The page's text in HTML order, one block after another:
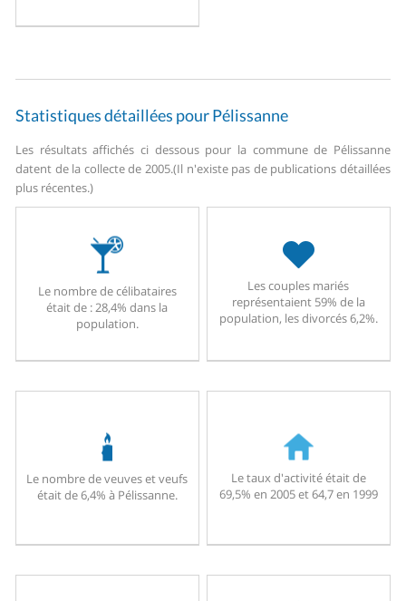
Statistiques détaillées pour Pélissanne
Les résultats affichés ci dessous pour la commune de Pélissanne
datent de la collecte de 2005.(Il n'existe pas de publications détaillées
plus récentes.)
Le nombre de célibataires
était de : 28,4% dans la
population.
Les couples mariés
représentaient 59% de la
population, les divorcés 6,2%.
Le nombre de veuves et veufs
était de 6,4% à Pélissanne.
Le taux d'activité était de
69,5% en 2005 et 64,7 en 1999